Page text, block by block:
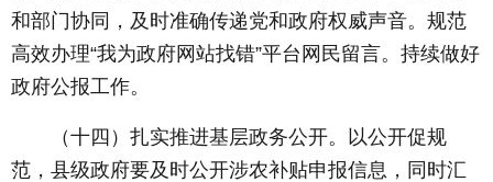
和部门协同，及时准确传递党和政府权威声音。规范
高效办理“我为政府网站找错”平台网民留言。持续做好
政府公报工作。
（十四）扎实推进基层政务公开。以公开促规
范，县级政府要及时公开涉农补贴申报信息，同时汇